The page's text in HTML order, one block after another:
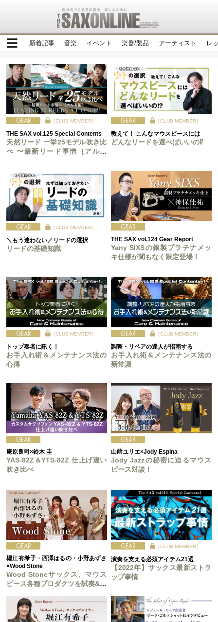
新着記事 音楽 イベント 楽器/製品 アーティスト レ
［CLUB MEMBER］
THE SAX vol.125 Special Contents
天然リード 一挙25モデル吹き比
べ 〜最新リード事情［アルト
［CLUB MEMBER］
教えて！ こんなマウスピースには
どんなリードを選べばいいの⁉︎
［CLUB MEMBER］
＼もう迷わない／リードの選択
リードの基礎知識
THE SAX vol.124 Gear Report
Yany SIXSの銀製プラチナメッ
キ仕様が間もなく限定登場！
［CLUB MEMBER］
トップ奏者に訊く！
お手入れ術＆メンテナンス法の
心得
［CLUB MEMBER］
調整・リペアの達人が指南する
お手入れ術＆メンテナンス法の
新常識
庵原良司×鈴木 圭
YAS-82Z＆YTS-82Z 仕上げ違い
吹き比べ
山﨑ユリエ×Jody Espina
Jody Jazzの秘密に迫るマウス
ピース対談！
堀江有希子・西澤はるの・小野あずさ
×Wood Stone
Wood Stoneサックス、マウス
ピース各種プロダクツを試奏&検
［CLUB MEMBER］
演奏を支える必須アイテム21選
【2022年】サックス最新ストラ
ップ事情